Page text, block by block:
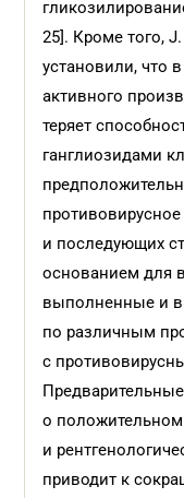
25]. Кроме того,
установили, что
активного
теряет
ганглиозидами
и последующих
основанием для
выполненные и
по различным
с
о
и
приводит к